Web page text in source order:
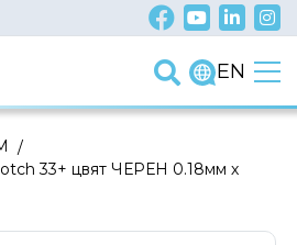
EN
/
33+ цвят ЧЕРЕН 0.18мм х